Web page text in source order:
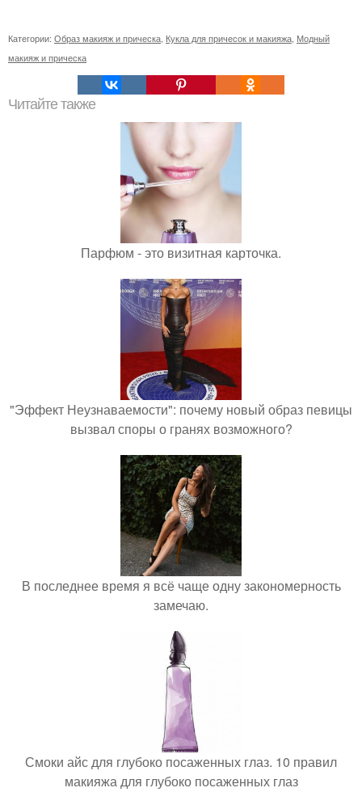
Категории: Образ макияж и прическа, Кукла для причесок и макияжа, Модный
макияж и прическа
Читайте также
Парфюм - это визитная карточка.
"Эффект Неузнаваемости": почему новый образ певицы
вызвал споры о гранях возможного?
В последнее время я всё чаще одну закономерность
замечаю.
Смоки айс для глубоко посаженных глаз. 10 правил
макияжа для глубоко посаженных глаз